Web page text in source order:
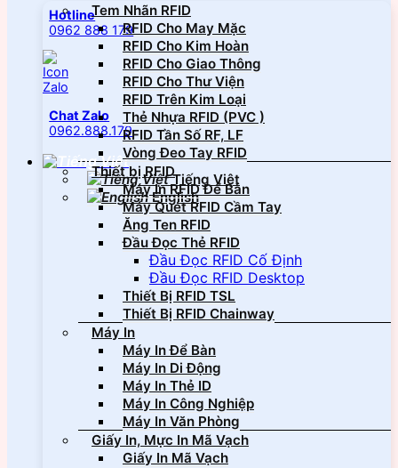
Hotline
0962 888 179
Chat Zalo
0962.888.179
Tiếng Việt
English
Tem Nhãn RFID
RFID Cho May Mặc
RFID Cho Kim Hoàn
RFID Cho Giao Thông
RFID Cho Thư Viện
RFID Trên Kim Loại
Thẻ Nhựa RFID (PVC )
RFID Tần Số RF, LF
Vòng Đeo Tay RFID
Thiết bị RFID
Máy In RFID Để Bàn
Máy Quét RFID Cầm Tay
Ăng Ten RFID
Đầu Đọc Thẻ RFID
Đầu Đọc RFID Cố Định
Đầu Đọc RFID Desktop
Thiết Bị RFID TSL
Thiết Bị RFID Chainway
Máy In
Máy In Để Bàn
Máy In Di Động
Máy In Thẻ ID
Máy In Công Nghiệp
Máy In Văn Phòng
Giấy In, Mực In Mã Vạch
Giấy In Mã Vạch